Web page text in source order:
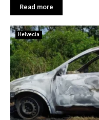
Read more
Helvecia